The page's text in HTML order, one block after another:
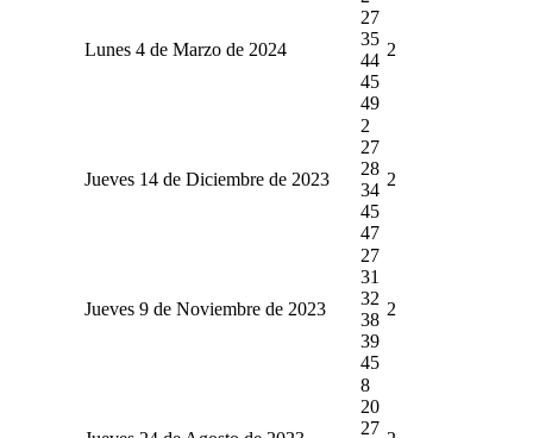
Lunes 4 de Marzo de 2024
27
35
44
45
49
2
Jueves 14 de Diciembre de 2023
2
27
28
34
45
47
2
Jueves 9 de Noviembre de 2023
27
31
32
38
39
45
2
8
20
27